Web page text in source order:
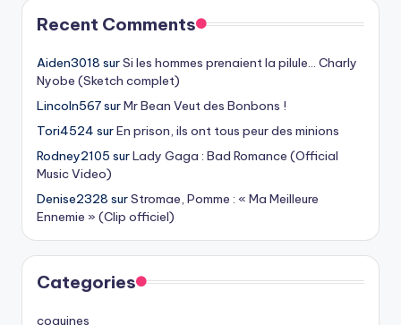
Recent Comments
Aiden3018 surSi les hommes prenaient la pilule… Charly
Nyobe (Sketch complet)
Lincoln567surMr Bean Veut des Bonbons !
Tori4524 surEn prison, ils ont tous peur des minions
Rodney2105 surLady Gaga : Bad Romance (Official
Music Video)
Denise2328 surStromae, Pomme : « Ma Meilleure
Ennemie » (Clip officiel)
Categories
coquines